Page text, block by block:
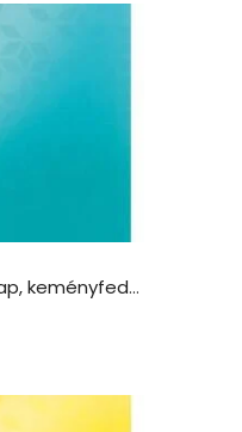
Beíró, A4, kockás, 80 lap, keményfedeles, LEITZ “Wow”, jégkék